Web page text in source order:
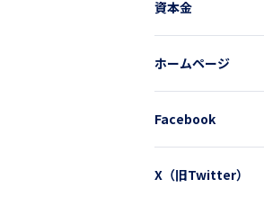
資本金
ホームページ
Facebook
X（旧Twitter）